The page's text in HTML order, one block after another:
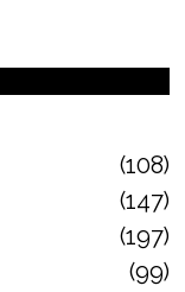
108
147
197
99